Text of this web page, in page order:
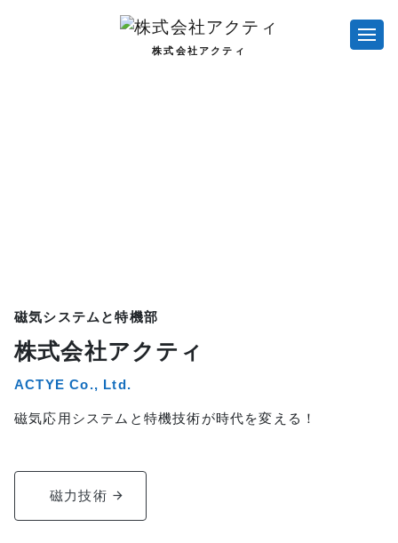
株式会社アクティ
磁気システムと特機部
株式会社アクティ
ACTYE Co., Ltd.
磁気応用システムと特機技術が時代を変える！
磁力技術